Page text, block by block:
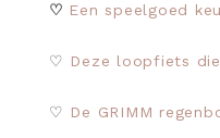
♡ Een speelgoed
♡ Deze loopfiets
♡ De GRIMM